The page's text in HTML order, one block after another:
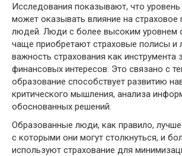
Исследования показывают, что
может оказывать влияние на страховое
людей. Люди с более высоким уровнем
чаще приобретают страховые полисы и
важность страхования как инструмента
финансовых интересов. Это связано с
образование способствует развитию
критического мышления, анализа
обоснованных решений.
Образованные люди, как правило,
с которыми они могут столкнуться, и
используют страхование для